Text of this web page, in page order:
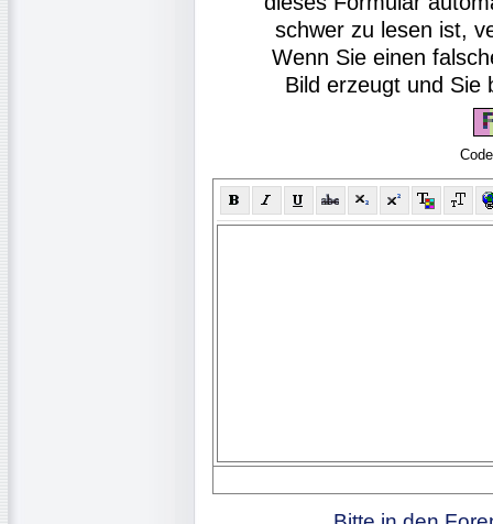
schwer zu lesen ist,
Wenn Sie einen
Bild erzeugt und Sie